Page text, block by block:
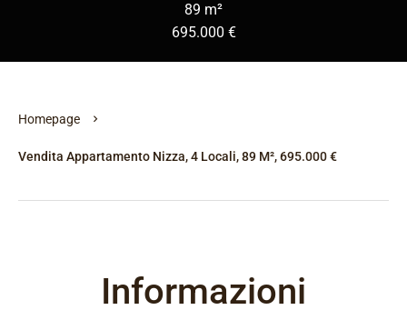
89 m²
695.000 €
Homepage
Vendita Appartamento Nizza, 4 Locali, 89 M², 695.000 €
Informazioni